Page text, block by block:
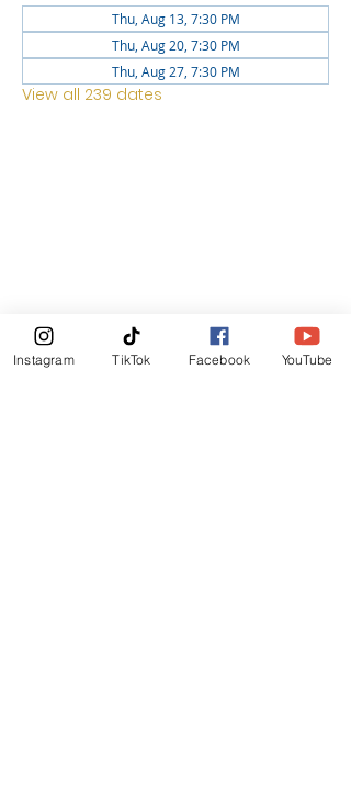
Thu, Aug 13, 7:30 PM
Thu, Aug 20, 7:30 PM
Thu, Aug 27, 7:30 PM
View all 239 dates
News Letter
Instagram TikTok Facebook YouTube